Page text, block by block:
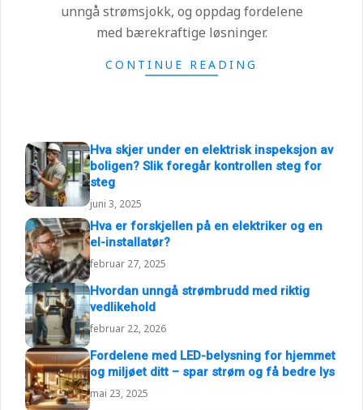
unngå strømsjokk, og oppdag fordelene
med bærekraftige løsninger.
CONTINUE READING
Hva skjer under en elektrisk inspeksjon av
boligen? Slik foregår kontrollen steg for
steg
juni 3, 2025
Hva er forskjellen på en elektriker og en
el-installatør?
februar 27, 2025
Hvordan unngå strømbrudd med riktig
vedlikehold
februar 22, 2026
Fordelene med LED-belysning for hjemmet
og miljøet ditt – spar strøm og få bedre lys
mai 23, 2025